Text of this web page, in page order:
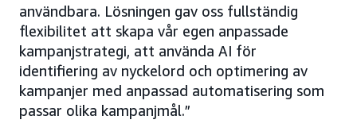
användbara. Lösningen gav oss fullständig
flexibilitet att skapa vår egen anpassade
kampanjstrategi, att använda AI för
identifiering av nyckelord och optimering av
kampanjer med anpassad automatisering som
passar olika kampanjmål.”